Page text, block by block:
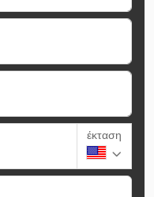
έκταση